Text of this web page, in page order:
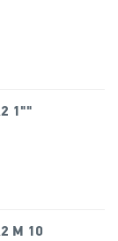
1""
M 10